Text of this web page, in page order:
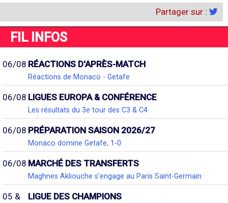
Partager sur :
FIL INFOS
06/08 RÉACTIONS D'APRÈS-MATCH
Réactions de Monaco - Getafe
06/08 LIGUES EUROPA & CONFÉRENCE
Les résultats du 3e tour des C3 & C4
06/08 PRÉPARATION SAISON 2026/27
Monaco domine Getafe, 1-0
06/08 MARCHÉ DES TRANSFERTS
Maghnes Akliouche s'engage au Paris Saint-Germain
05 &
LIGUE DES CHAMPIONS